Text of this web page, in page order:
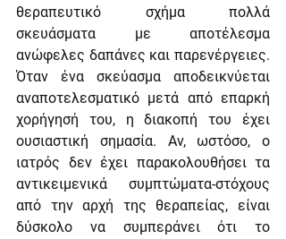
θεραπευτικό σχήμα πολλά
σκευάσματα με αποτέλεσμα
ανώφελες δαπάνες και παρενέργειες.
Όταν ένα σκεύασμα αποδεικνύεται
αναποτελεσματικό μετά από επαρκή
χορήγησή του, η διακοπή του έχει
ουσιαστική σημασία. Αν, ωστόσο, ο
ιατρός δεν έχει παρακολουθήσει τα
αντικειμενικά συμπτώματα-στόχους
από την αρχή της θεραπείας, είναι
δύσκολο να συμπεράνει ότι το